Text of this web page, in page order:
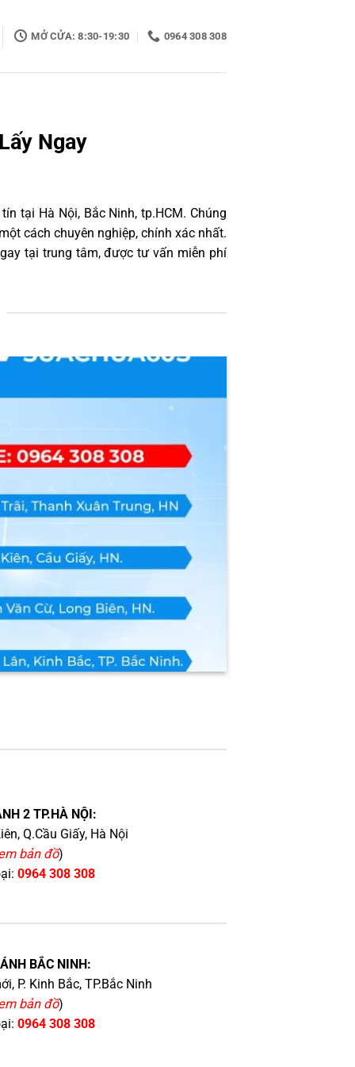
MỞ CỬA: 8:30-19:30 0964 308 308
Ngay
tại Hà Nội, Bắc Ninh, tp.HCM. Chúng
cách chuyên nghiệp, chính xác nhất.
tại trung tâm, được tư vấn miễn phí
2 TP.HÀ NỘI:
Q.Cầu Giấy, Hà Nội
bản đồ)
0964 308 308
BẮC NINH:
P. Kinh Bắc, TP.Bắc Ninh
bản đồ)
0964 308 308